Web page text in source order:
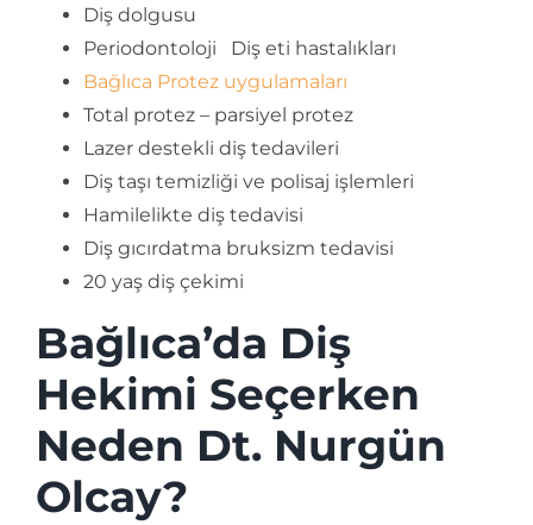
Diş dolgusu
Periodontoloji Diş eti hastalıkları
Bağlıca Protez uygulamaları
Total protez – parsiyel protez
Lazer destekli diş tedavileri
Diş taşı temizliği ve polisaj işlemleri
Hamilelikte diş tedavisi
Diş gıcırdatma bruksizm tedavisi
20 yaş diş çekimi
Bağlıca’da Diş
Hekimi Seçerken
Neden Dt. Nurgün
Olcay?